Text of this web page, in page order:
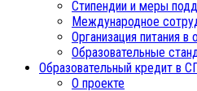
Стипендии и меры
Международное
Организация питания в
Образовательные
Образовательный кредит в
О проекте